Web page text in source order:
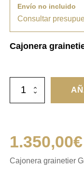
Envío no incluido
Consultar
Cajonera
Cajonera
grainetier
Gracia
1.350,00€
Cajonera grainetier